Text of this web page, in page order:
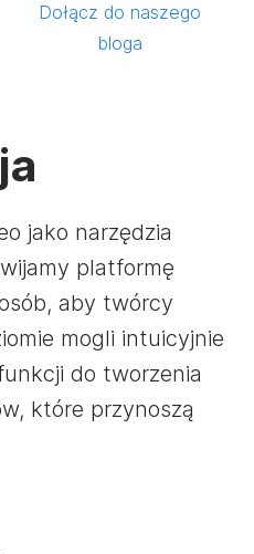
Dołącz do naszego
bloga
jako narzędzia
platformę
aby twórcy
mogli intuicyjnie
do tworzenia
które przynoszą